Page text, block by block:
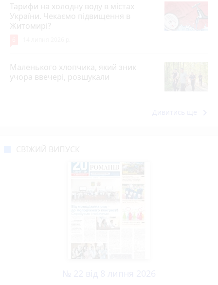
Тарифи на холодну воду в містах
України. Чекаємо підвищення в
Житомирі?
Маленького хлопчика, який зник
учора ввечері, розшукали